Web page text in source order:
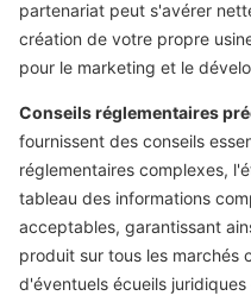
partenariat peut s'avérer
création de votre propre
pour le marketing et le
Conseils réglementaires
fournissent des conseils
réglementaires complexes,
tableau des informations
acceptables, garantissant
produit sur tous les marchés
d'éventuels écueils